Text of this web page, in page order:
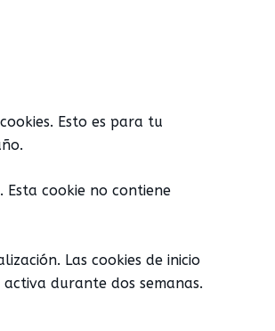
Esto es para tu
Esta cookie no contiene
Las cookies de inicio
durante dos semanas.